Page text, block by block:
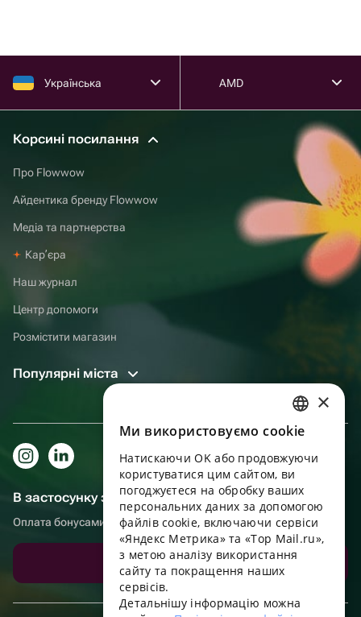
Українська AMD
Корсині посилання
Про Flowwow
Айдентика бренду Flowwow
Медіа та партнерства
Карʼєра
Наш журнал
Центр допомоги
Розмістити магазин
Популярні міста
В застосунку зручніше!
Оплата бонусами, самовивіз, зручний чат підтримки
Завантажити додаток
RUSSIAN
ENGLISH
UKRAINIAN
PORTUGUESE
SPANISH
HUNGARIAN
×
Ми використовуємо cookie
Натискаючи OK або продовжуючи
користуватися цим сайтом, ви
погоджуєтеся на обробку ваших
персональних даних за допомогою
файлів cookie, включаючи сервіси
«Яндекс Метрика» та «Top Mail.ru»,
з метою аналізу використання
сайту та покращення наших
сервісів.
Детальнішу інформацію можна